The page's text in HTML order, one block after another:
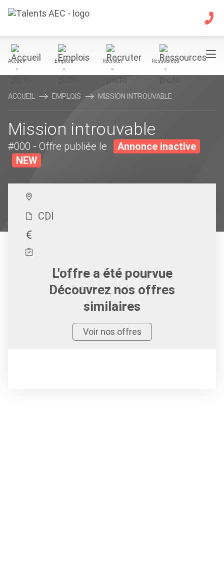
Accueil Emplois Recruter Ressources
ACCUEIL EMPLOIS MISSION INTROUVABLE
Mission introuvable
#000 - Offre publiée le
Annonce inactive
NEW
CDI
L'offre a été pourvue
Découvrez nos offres
similaires
Voir nos offres